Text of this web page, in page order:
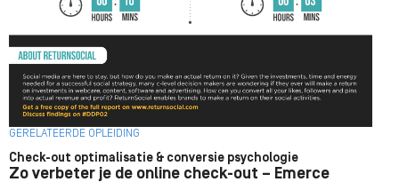
GERELATEERDE OPLEIDING
Check-out optimalisatie & conversie psychologie
Zo verbeter je de online check-out – Emerce